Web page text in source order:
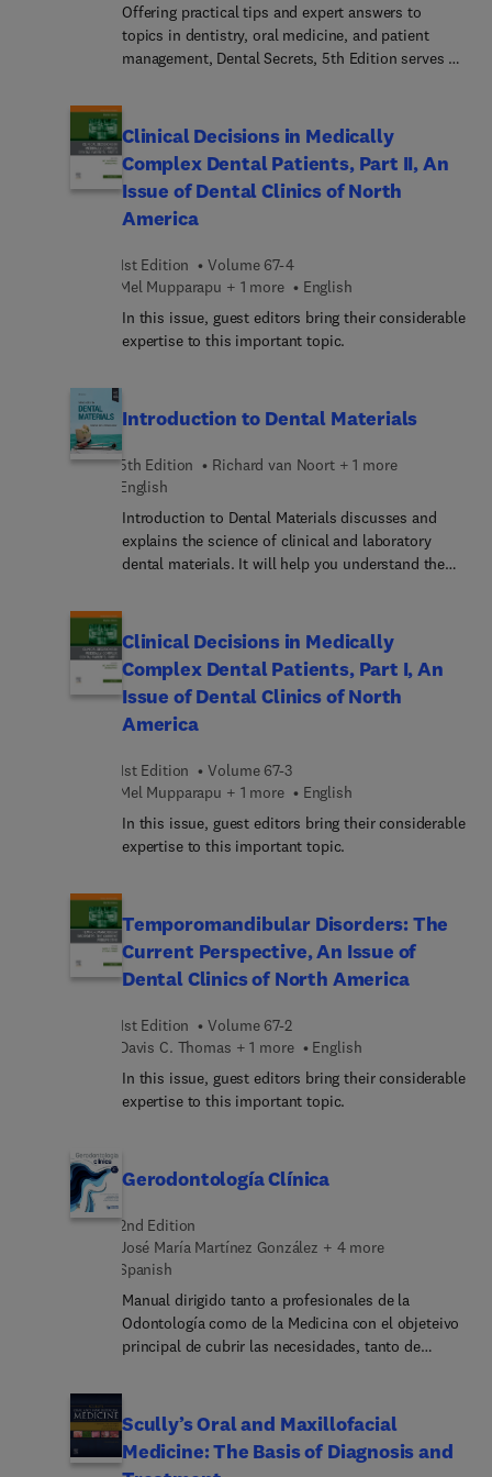
practitioners and specialists alike.
Offering practical tips and expert answers to
topics in dentistry, oral medicine, and patient
management, Dental Secrets, 5th Edition serves as
illustrated Q&A format covers key areas such as
oral pathology, radiology, periodontology,
endodontics, restorative dentistry, prosthodontics,
orthodontics, infection control, and oral and
maxillofacial surgery. This mini reference makes it
and review for the INBDE and other certification
exams!
Clinical Decisions in Medically
Complex Dental Patients, Part II, An
Issue of Dental Clinics of North
America
1st Edition
Volume 67-4
Mel Mupparapu + 1 more
English
In this issue, guest editors bring their considerable
expertise to this important topic.
Introduction to Dental Materials
5th Edition
Richard van Noort + 1 more
English
Introduction to Dental Materials discusses and
explains the science of clinical and laboratory
dental materials. It will help you understand the
changing field to choose the most appropriate
and accessible way, and featuring updated images
and photographs as well as "clinical relevance"
highlights, this book is perfectly tailored to the
therapy.
Clinical Decisions in Medically
Complex Dental Patients, Part I, An
Issue of Dental Clinics of North
America
1st Edition
Volume 67-3
Mel Mupparapu + 1 more
English
In this issue, guest editors bring their considerable
expertise to this important topic.
Temporomandibular Disorders: The
Current Perspective, An Issue of
Dental Clinics of North America
1st Edition
Volume 67-2
Davis C. Thomas + 1 more
English
In this issue, guest editors bring their considerable
expertise to this important topic.
Gerodontología Clínica
2nd Edition
José María Martínez González + 4 more
Spanish
Manual dirigido tanto a profesionales de la
Odontología como de la Medicina con el objeteivo
principal de cubrir las necesidades, tanto de
bucodental de pacientes añosos teniendo en
cuenta sus características particulares como
grupo poblacional. Todos los capítulos incluyen
Scully’s Oral and Maxillofacial
Medicine: The Basis of Diagnosis and